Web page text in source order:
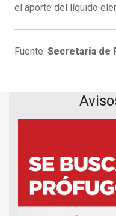
el aporte del líquido
Fuente: Secretaría de